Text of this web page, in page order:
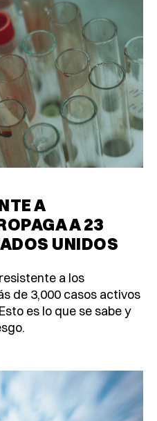
A
A 23
UNIDOS
a los
de 3,000 casos activos
es lo que se sabe y